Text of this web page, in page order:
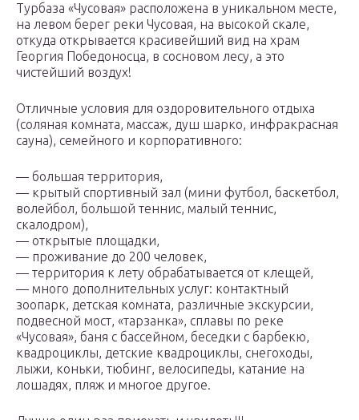
Турбаза «Чусовая» расположена в уникальном месте,
на левом берег реки Чусовая, на высокой скале,
откуда открывается красивейший вид на храм
Георгия Победоносца, в сосновом лесу, а это
чистейший воздух!
Отличные условия для оздоровительного отдыха
(соляная комната, массаж, душ шарко, инфракрасная
сауна), семейного и корпоративного:
— большая территория,
— крытый спортивный зал (мини футбол, баскетбол,
волейбол, большой теннис, малый теннис,
скалодром),
— открытые площадки,
— проживание до 200 человек,
— территория к лету обрабатывается от клещей,
— много дополнительных услуг: контактный
зоопарк, детская комната, различные экскурсии,
подвесной мост, «тарзанка», сплавы по реке
«Чусовая», баня с бассейном, беседки с барбекю,
квадроциклы, детские квадроциклы, снегоходы,
лыжи, коньки, тюбинг, велосипеды, катание на
лошадях, пляж и многое другое.